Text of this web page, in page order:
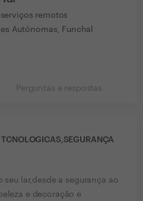
remotos
Autónomas, Funchal
Perguntas e respostas
seu lar,desde a segurança ao
e decoração e